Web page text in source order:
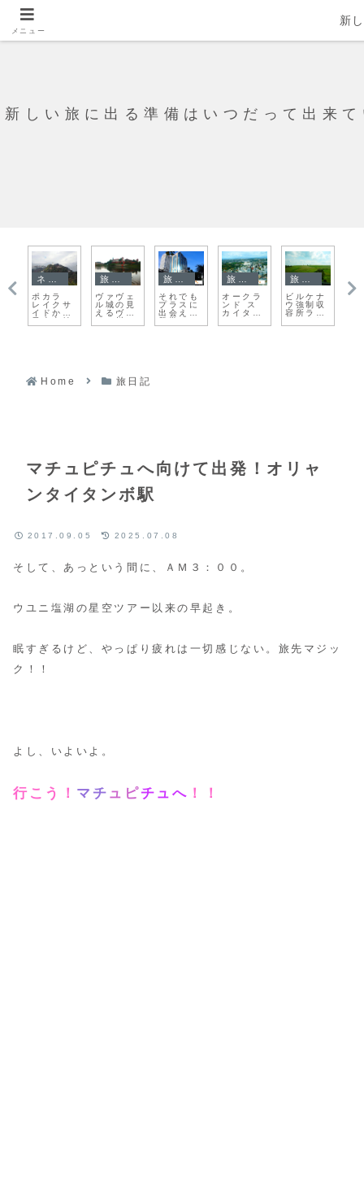
新しい旅に出る準備はいつだって出来
ヴィクト
リア・パ
ークと渣
甸坊を歩
く
マチュピ
チュ探検
アメリカ
ンエアラ
インに乗
っていこ
う
ただい
ま！！ク
ラクフ
次の町へ
行こう。
Student
Busに乗
ワ
Home 旅日記
マチュピチュへ向けて出発！オリャ
ンタイタンボ駅
2017.09.05 2025.07.08
そして、あっという間に、ＡＭ３：００。
ウユニ塩湖の星空ツアー以来の早起き。
眠すぎるけど、やっぱり疲れは一切感じない。旅先マジッ
ク！！
よし、いよいよ。
行こう！ マチ ュピチュへ ！！
メニュー
新